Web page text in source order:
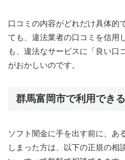
口コミの内容がどれだけ具体的
ても、違法業者の口コミを信用
も、違法なサービスに「良い口
がおかしいのです。
群馬富岡市で利用でき
ソフト闇金に手を出す前に、あ
しまった方は、以下の正規の相